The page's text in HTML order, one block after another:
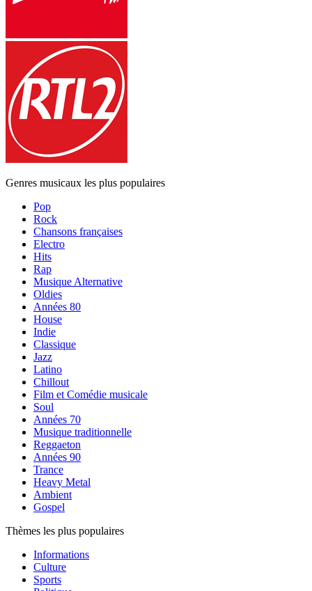
Genres musicaux les plus populaires
Pop
Rock
Chansons françaises
Electro
Hits
Rap
Musique Alternative
Oldies
Années 80
House
Indie
Classique
Jazz
Latino
Chillout
Film et Comédie musicale
Soul
Années 70
Musique traditionnelle
Reggaeton
Années 90
Trance
Heavy Metal
Ambient
Gospel
Thèmes les plus populaires
Informations
Culture
Sports